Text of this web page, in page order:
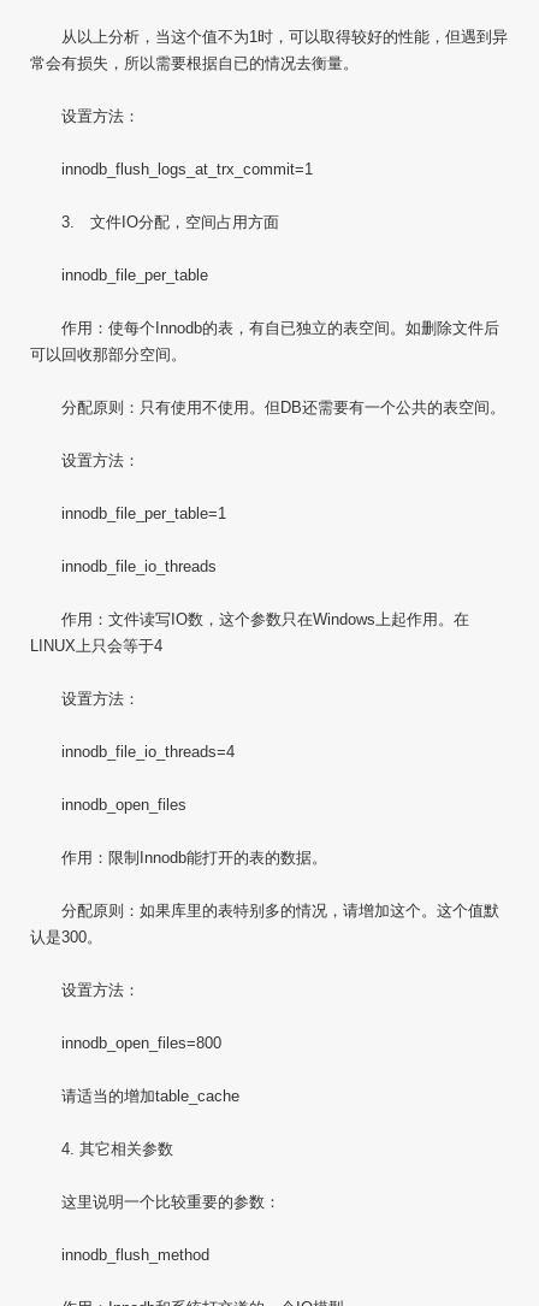
从以上分析，当这个值不为1时，可以取得较好的性能，但遇到异
常会有损失，所以需要根据自已的情况去衡量。
设置方法：
innodb_flush_logs_at_trx_commit=1
3. 文件IO分配，空间占用方面
innodb_file_per_table
作用：使每个Innodb的表，有自已独立的表空间。如删除文件后
可以回收那部分空间。
分配原则：只有使用不使用。但DB还需要有一个公共的表空间。
设置方法：
innodb_file_per_table=1
innodb_file_io_threads
作用：文件读写IO数，这个参数只在Windows上起作用。在
LINUX上只会等于4
设置方法：
innodb_file_io_threads=4
innodb_open_files
作用：限制Innodb能打开的表的数据。
分配原则：如果库里的表特别多的情况，请增加这个。这个值默
认是300。
设置方法：
innodb_open_files=800
请适当的增加table_cache
4. 其它相关参数
这里说明一个比较重要的参数：
innodb_flush_method